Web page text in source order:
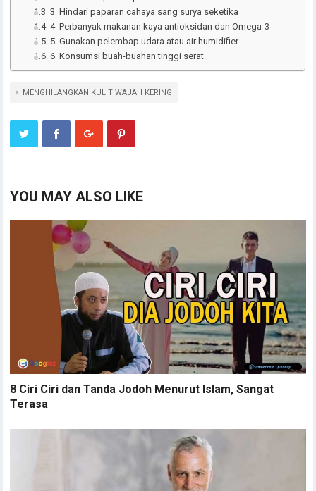
3. Hindari paparan cahaya sang surya seketika
4. Perbanyak makanan kaya antioksidan dan Omega-3
5. Gunakan pelembap udara atau air humidifier
6. Konsumsi buah-buahan tinggi serat
MENGHILANGKAN KULIT WAJAH KERING
YOU MAY ALSO LIKE
8 Ciri Ciri dan Tanda Jodoh Menurut Islam, Sangat
Terasa